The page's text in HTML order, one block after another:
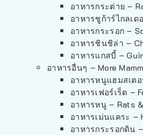
อาหารกระต่าย –
อาหารชูก้าร์ไกลเด
อาหารกระรอก –
อาหารชินชิล่า –
อาหารแกสบี้ –
อาหารอื่นๆ – More
อาหารหนูแฮมสเตอ
อาหารเฟอร์เร็ต –
อาหารหนู – Rats
อาหารเม่นแคระ –
อาหารกระรอกดิน